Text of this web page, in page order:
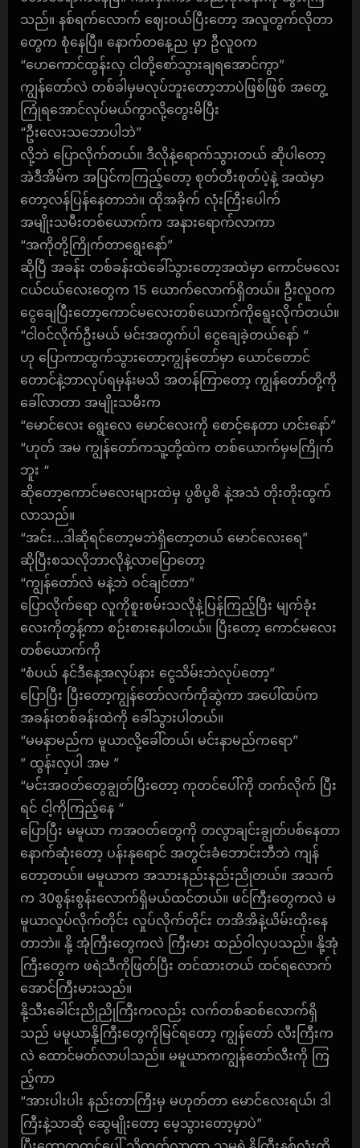
သည်။ နစ်ရက်လောက် ဈေးဝယ်ပြီးတော့ အလူတွက်လိုတာ
တွေက စုံနေပြီ။ နောက်တနေ့ည မှာ ဦလူဝက
“ဟေကောင်ထွန်းလှ ငါတို့စော်သွားချရအောင်ကွာ”
ကျွန်တော်လဲ တစ်ခါမှမလုပ်ဘူးတော့ဘာပဲဖြစ်ဖြစ် အတွေ့
ကြုံရအောင်လုပ်မယ်ကွာလို့တွေးမိပြီး
“ဦးလေးသဘောပါဘဲ”
လို့ဘဲ ပြောလိုက်တယ်။ ဒီလိုနဲ့ရောက်သွားတယ် ဆိုပါတော့
အဲဒီအိမ်က အပြင်ကကြည့်တော့ စုတ်တီးစုတ်ပဲ့နဲ့ အထဲမှာ
တော့လန်ပြန်နေတာဘဲ။ ထိုအခိုက် လုံးကြီးပေါက်
အမျိုးသမီးတစ်ယောက်က အနားရောက်လာကာ
“အကိုတို့ကြိုက်တာရွေးနော်”
ဆိုပြီ အခန်း တစ်ခန်းထဲခေါ်သွားတော့အထဲမှာ ကောင်မလေး
ငယ်ငယ်လေးတွေက 15 ယောက်လောက်ရှိတယ်။ ဦးလူဝက
ငွေချေပြီးတော့ကောင်မလေးတစ်ယောက်ကိုရွေးလိုက်တယ်။
“ငါဝင်လိုက်ဦးမယ် မင်းအတွက်ပါ ငွေချေခဲ့တယ်နော် “
ဟု ပြောကာထွက်သွားတော့ကျွန်တော်မှာ ယောင်တောင်
တောင်နဲ့ဘာလုပ်ရမှန်းမသိ အတန်ကြာတော့ ကျွန်တော်တို့ကို
ခေါ်လာတာ အမျိုးသမီးက
“မောင်လေး ရွေးလေ မောင်လေးကို စောင့်နေတာ ဟင်းနော်”
“ဟုတ် အမ ကျွန်တော်ကသူ့တို့ထဲက တစ်ယောက်မှမကြိုက်
ဘူး “
ဆိုတော့ကောင်မလေးများထဲမှ ပွစိပွစိ နဲ့အသံ တိုးတိုးထွက်
လာသည်။
“အင်း…ဒါဆိုရင်တော့မဘဲရှိတော့တယ် မောင်လေးရေ”
ဆိုပြီးစသလိုဘာလိုနဲ့လာပြောတော့
“ကျွန်တော်လဲ မနဲ့ဘဲ ဝင်ချင်တာ”
ပြောလိုက်ရော လူကိုစူးစမ်းသလိုနဲ့ပြန်ကြည့်ပြီး မျက်ခုံး
လေးကိုတွန့်ကာ စဉ်းစားနေပါတယ်။ ပြီးတော့ ကောင်မလေး
တစ်ယောက်ကို
“စံပယ် နင်ဒီနေ့အလုပ်နား ငွေသိမ်းဘဲလုပ်တော့”
ပြောပြီး ပြီးတော့ကျွန်တော်လက်ကိုဆွဲကာ အပေါ်ထပ်က
အခန်းတစ်ခန်းထဲကို ခေါ်သွားပါတယ်။
“မမနာမည်က မူယာလို့ခေါ်တယ်၊ မင်းနာမည်ကရော”
” ထွန်းလှပါ အမ ”
“မင်းအဝတ်တွေချွတ်ပြီးတော့ ကုတင်ပေါ်ကို တက်လိုက် ပြီး
ရင် ငါ့ကိုကြည့်နေ “
ပြောပြီး မမူယာ ကအဝတ်တွေကို တလွာချင်းချွတ်ပစ်နေတာ
နောက်ဆုံးတော့ ပန်းနုရောင် အတွင်းခံဘောင်းဘီဘဲ ကျန်
တော့တယ်။ မမူယာက အသားနည်းနည်းညိုတယ်။ အသက်
က 30စွန်းစွန်းလောက်ရှိမယ်ထင်တယ်။ ဖင်ကြီးတွေကလဲ မ
မူယာလှုပ်လိုက်တိုင်း လှုပ်လိုက်တိုင်း တအိအိနဲ့ယိမ်းထိုးနေ
တာဘဲ။ နို့ အုံကြီးတွေကလဲ ကြီးမား ထည်ဝါလှပသည်။ နို့အုံ
ကြီးတွေက ဖရဲသီကိုဖြတ်ပြီး တင်ထားတယ် ထင်ရလောက်
အောင်ကြီးမားသည်။
နို့သီးခေါင်းညိုညိုကြီးကလည်း လက်တစ်ဆစ်လောက်ရှိ
သည် မမူယာနို့ကြီးတွေကိုမြင်ရတော့ ကျွန်တော် လီးကြီးက
လဲ ထောင်မတ်လာပါသည်။ မမူယာကကျွန်တော်လီးကို ကြ
ည့်ကာ
“အားပါးပါး နည်းတာကြီးမှ မဟုတ်တာ မောင်လေးရယ်၊ ဒါ
ကြီးနဲ့သာဆို ဆွေမျိုးတော့ မေ့သွားတော့မှာပဲ”